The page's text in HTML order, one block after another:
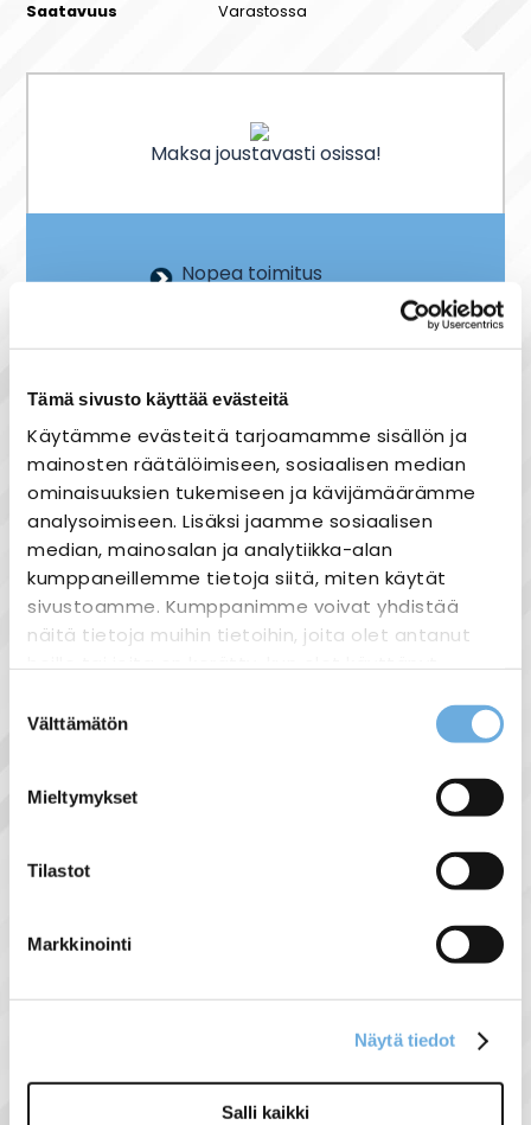
Tämä sivusto käyttää evästeitä
Käytämme evästeitä tarjoamamme sisällön ja
mainosten räätälöimiseen, sosiaalisen median
ominaisuuksien tukemiseen ja kävijämäärämme
analysoimiseen. Lisäksi jaamme sosiaalisen
median, mainosalan ja analytiikka-alan
kumppaneillemme tietoja siitä, miten käytät
sivustoamme. Kumppanimme voivat yhdistää
näitä tietoja muihin tietoihin, joita olet antanut
heille tai joita on kerätty, kun olet käyttänyt
valinta
Välttämätön
Mieltymykset
Tilastot
Markkinointi
Näytä tiedot
Salli kaikki
Saatavuus Varastossa
Maksa joustavasti osissa!
Nopea toimitus
Joustavat maksutavat
Tuotekuvaus
POWERSTAR HQI-T 250 W/D PRO
19100 lumen
5500K
Näytä lisää tuotteita